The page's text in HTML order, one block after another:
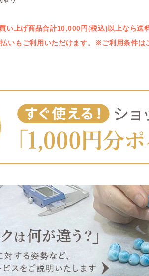
い上げ商品合計10,000円(税込)以上なら送
いもご利用いただけます。※ご利用条件は